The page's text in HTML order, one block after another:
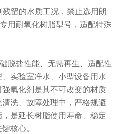
留的水质工况，禁止选用朗
用耐氧化树脂型号，适配特殊
脱盐性能、无需再生、适配性
实验室净水、小型设备用水
氧化剂是其不可改变的材质
洗、故障处理中，严格规避
是延长树脂使用寿命、稳定
核心。